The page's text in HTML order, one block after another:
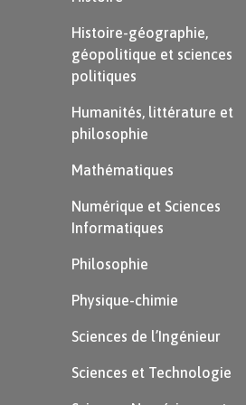
des 45 centimes) pour financer
Définition
Ateliers nationaux :
Les ateliers nationaux
chantiers créés post-
fournir du travail et un
Histoire-géographie,
géopolitique et sciences
politiques
Humanités, littérature et
philosophie
Mathématiques
Numérique et Sciences
Informatiques
Philosophie
Physique-chimie
Sciences de l’Ingénieur
Sciences et Technologie